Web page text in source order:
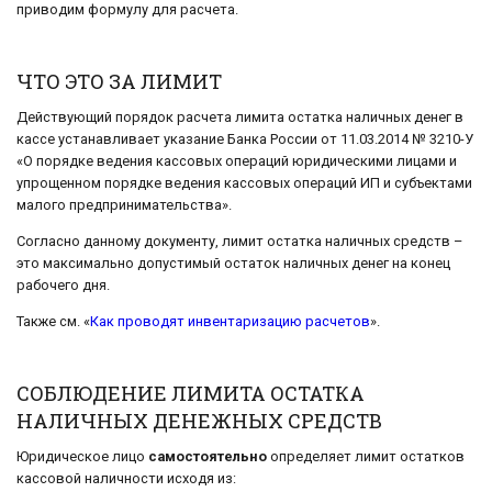
приводим формулу для расчета.
ЧТО ЭТО ЗА ЛИМИТ
Действующий порядок расчета лимита остатка наличных денег в
кассе устанавливает указание Банка России от 11.03.2014 № 3210-У
«О порядке ведения кассовых операций юридическими лицами и
упрощенном порядке ведения кассовых операций ИП и субъектами
малого предпринимательства».
Согласно данному документу, лимит остатка наличных средств –
это максимально допустимый остаток наличных денег на конец
рабочего дня.
Также см. «Как проводят инвентаризацию расчетов».
СОБЛЮДЕНИЕ ЛИМИТА ОСТАТКА
НАЛИЧНЫХ ДЕНЕЖНЫХ СРЕДСТВ
Юридическое лицо самостоятельно определяет лимит остатков
кассовой наличности исходя из: